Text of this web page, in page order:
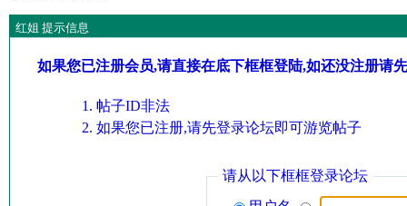
红姐 提示信息
如果您已注册会员,请直接在底下框框登陆,如还没注册请
帖子ID非法
如果您已注册,请先登录论坛即可游览帖子
请从以下框框登录论坛